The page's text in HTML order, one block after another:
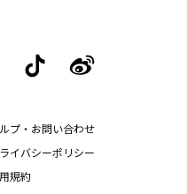
プ・お問い合わせ
イバシーポリシー
規約